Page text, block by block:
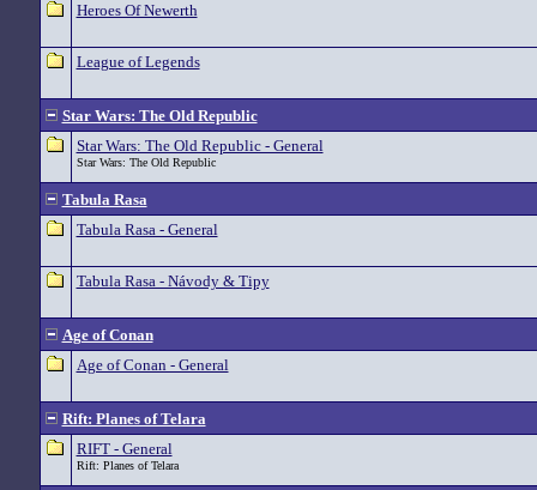
Heroes Of Newerth
League of Legends
Star Wars: The Old Republic
Star Wars: The Old Republic - General
Star Wars: The Old Republic
Tabula Rasa
Tabula Rasa - General
Tabula Rasa - Návody & Tipy
Age of Conan
Age of Conan - General
Rift: Planes of Telara
RIFT - General
Rift: Planes of Telara